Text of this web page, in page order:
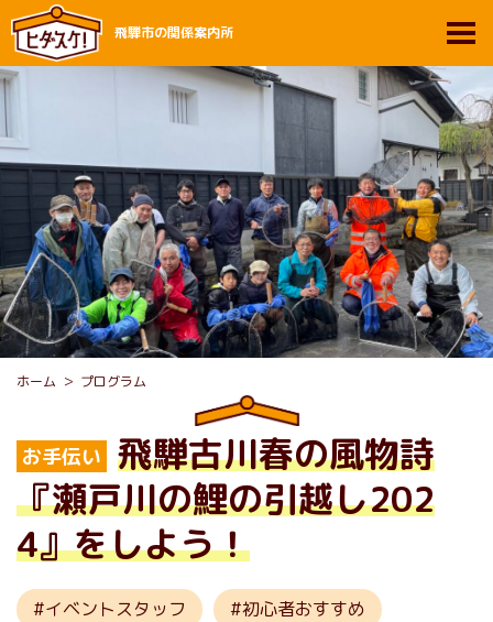
飛騨市の関係案内所
ホーム プログラム
お手伝い
飛騨古川春の風物詩
『瀬戸川の鯉の引越し202
4』をしよう！
イベントスタッフ 初心者おすすめ